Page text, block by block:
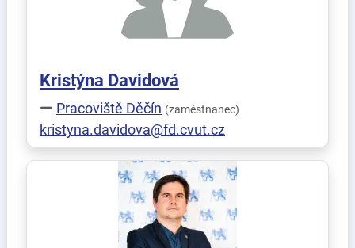
Kristýna Davidová
Pracoviště Děčín (zaměstnanec)
kristyna.davidova@fd.cvut.cz